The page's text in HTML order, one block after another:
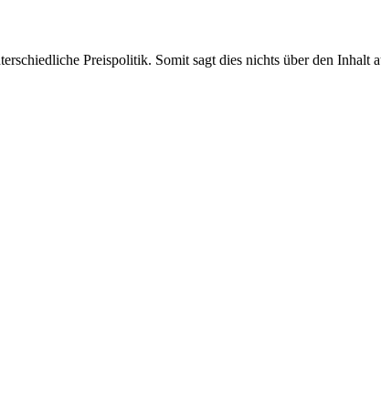
Preispolitik. Somit sagt dies nichts über den Inhalt